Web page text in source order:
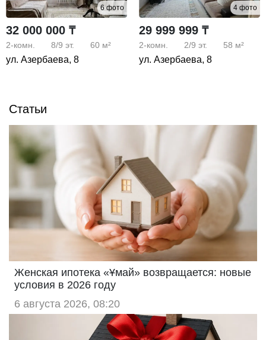
6 фото
32 000 000 ₸
2-комн. 8/9 эт. 60 м²
ул. Азербаева, 8
4 фото
29 999 999 ₸
2-комн. 2/9 эт. 58 м²
ул. Азербаева, 8
Статьи
Женская ипотека «Ұмай» возвращается: новые
условия в 2026 году
6 августа 2026, 08:20